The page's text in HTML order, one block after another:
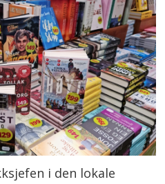
i den lokale